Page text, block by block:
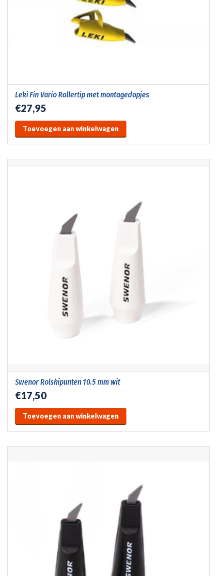
Leki Fin Vario Rollertip met montagedopjes
€27,95
Toevoegen aan winkelwagen
Swenor Rolskipunten 10.5 mm wit
€17,50
Toevoegen aan winkelwagen